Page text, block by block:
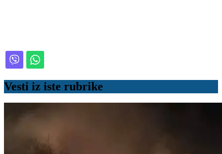
Vesti iz iste rubrike